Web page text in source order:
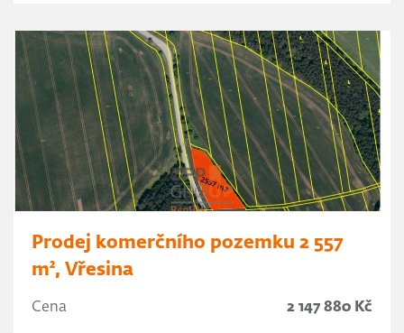
Prodej komerčního pozemku 2 557
m², Vřesina
Cena 2 147 880 Kč